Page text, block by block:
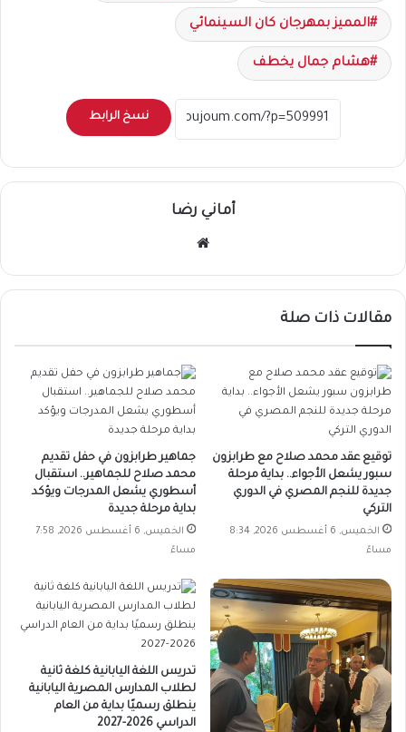
المميز بمهرجان كان السينمائي
هشام جمال يخطف
نسخ الرابط
أماني رضا
مقالات ذات صلة
توقيع عقد محمد صلاح مع طرابزون
سبور يشعل الأجواء.. بداية مرحلة
جديدة للنجم المصري في الدوري
التركي
الخميس, 6 أغسطس 2026, 8:34
مساءً
جماهير طرابزون في حفل تقديم
محمد صلاح للجماهير.. استقبال
أسطوري يشعل المدرجات ويؤكد
بداية مرحلة جديدة
الخميس, 6 أغسطس 2026, 7:58
مساءً
تدريس اللغة اليابانية كلغة ثانية
لطلاب المدارس المصرية اليابانية
ينطلق رسميًا بداية من العام
الدراسي 2026-2027